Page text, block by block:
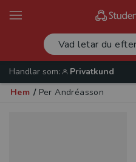
Handlar som:
Privatkund
Hem / Per Andréasson